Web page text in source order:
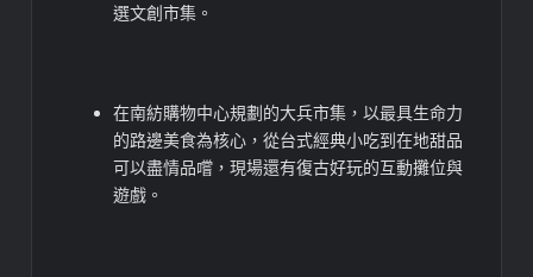
選文創市集。
在南紡購物中心規劃的大兵市集，以最具生命力
的路邊美食為核心，從台式經典小吃到在地甜品
可以盡情品嚐，現場還有復古好玩的互動攤位與
遊戲。